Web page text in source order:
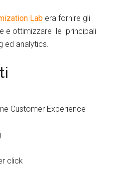
Lab era fornire gli
e ottimizzare le principali
ed analytics.
Customer Experience
click